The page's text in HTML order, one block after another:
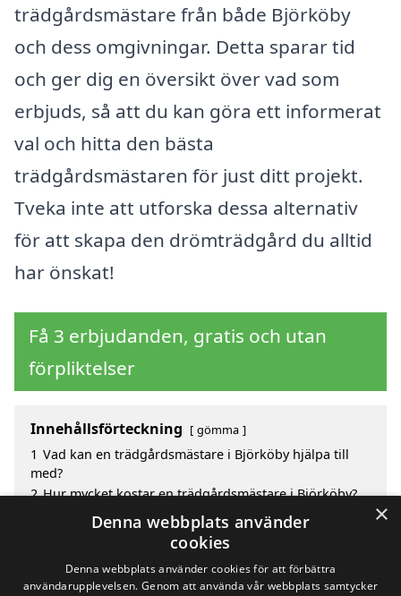
trädgårdsmästare från både Björköby
och dess omgivningar. Detta sparar tid
och ger dig en översikt över vad som
erbjuds, så att du kan göra ett informerat
val och hitta den bästa
trädgårdsmästaren för just ditt projekt.
Tveka inte att utforska dessa alternativ
för att skapa den drömträdgård du alltid
har önskat!
Få 3 erbjudanden, gratis och utan
förpliktelser
Innehållsförteckning gömma
1 Vad kan en trädgårdsmästare i Björköby hjälpa till
med?
2 Hur mycket kostar en trädgårdsmästare i Björköby?
Fördelar med att välja trädgårdsmästare i Björköby
Sök efter en skicklig trädgårdsmästare i de
omgivande städerna Björköby
×
Denna webbplats använder
cookies
Denna webbplats använder cookies för att förbättra
användarupplevelsen. Genom att använda vår webbplats samtycker